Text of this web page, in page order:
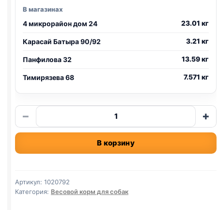
В магазинах
4 микрорайон дом 24 23.01 кг
Карасай Батыра 90/92 3.21 кг
Панфилова 32 13.59 кг
Тимирязева 68 7.571 кг
−
Количество
товара
Darling
(МЯСО,
весовой
1кг
+
В корзину
Артикул: 1020792
Категория: Весовой корм для собак